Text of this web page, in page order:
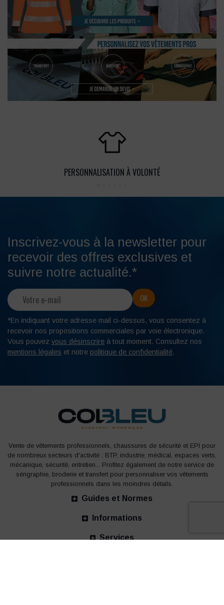
PERSONNALISATION À VOLONTÉ
Inscrivez-vous à la newsletter pour
recevoir des offres exclusives et
suivre notre actualité.*
*En indiquant votre adresse mail ci-dessus, vous consentez à
recevoir nos propositions commerciales par voie électronique.
Vous pouvez vous désinscrire à tout moment. Consultez nos
mentions légales et notre politique de confidentialité.
Vente de vêtements professionnels, chaussures de sécurité et EPI pour
de nombreux secteurs d'activité : BTP, industrie, médical, espaces verts,
mécanique, sécurité, entretien... Profitez également de notre service de
sérigraphie, broderie et transfert pour personnaliser vos vêtements
professionnels dans les moindres détails.
Guides et Normes
Informations
Services